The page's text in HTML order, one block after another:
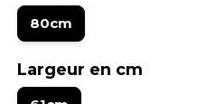
80cm
Largeur en cm